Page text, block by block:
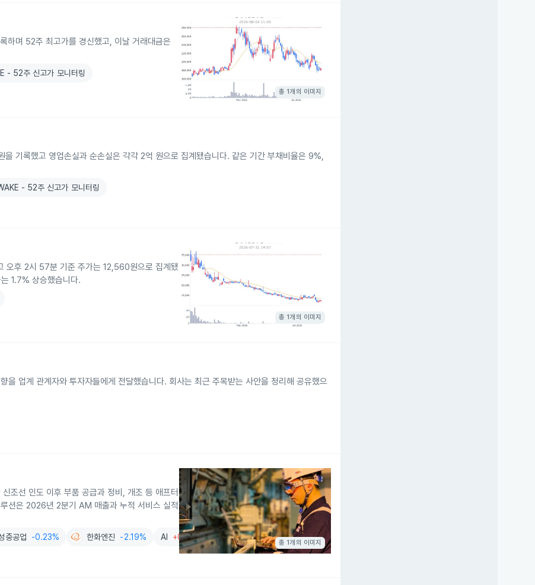
며 52주 최고가를 경신했고, 이날 거래대금은
- 52주 신고가 모니터링
총 1개의 이미지
기록했고 영업손실과 순손실은 각각 2억 원으로 집계됐습니다. 같은 기간 부채비율은 9%,
- 52주 신고가 모니터링
오후 2시 57분 기준 주가는 12,560원으로 집계됐
1.7% 상승했습니다.
총 1개의 이미지
업계 관계자와 투자자들에게 전달했습니다. 회사는 최근 주목받는 사안을 정리해 공유했으
조선 인도 이후 부품 공급과 정비, 개조 등 애프터
션은 2026년 2분기 AM 매출과 누적 서비스 실적
중공업 -0.23% 한화엔진 -2.19% AI +0.01%
총 1개의 이미지